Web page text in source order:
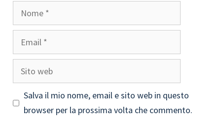
Nome
Email
Sito
web
Salva il mio nome, email e sito web in questo
browser per la prossima volta che commento.